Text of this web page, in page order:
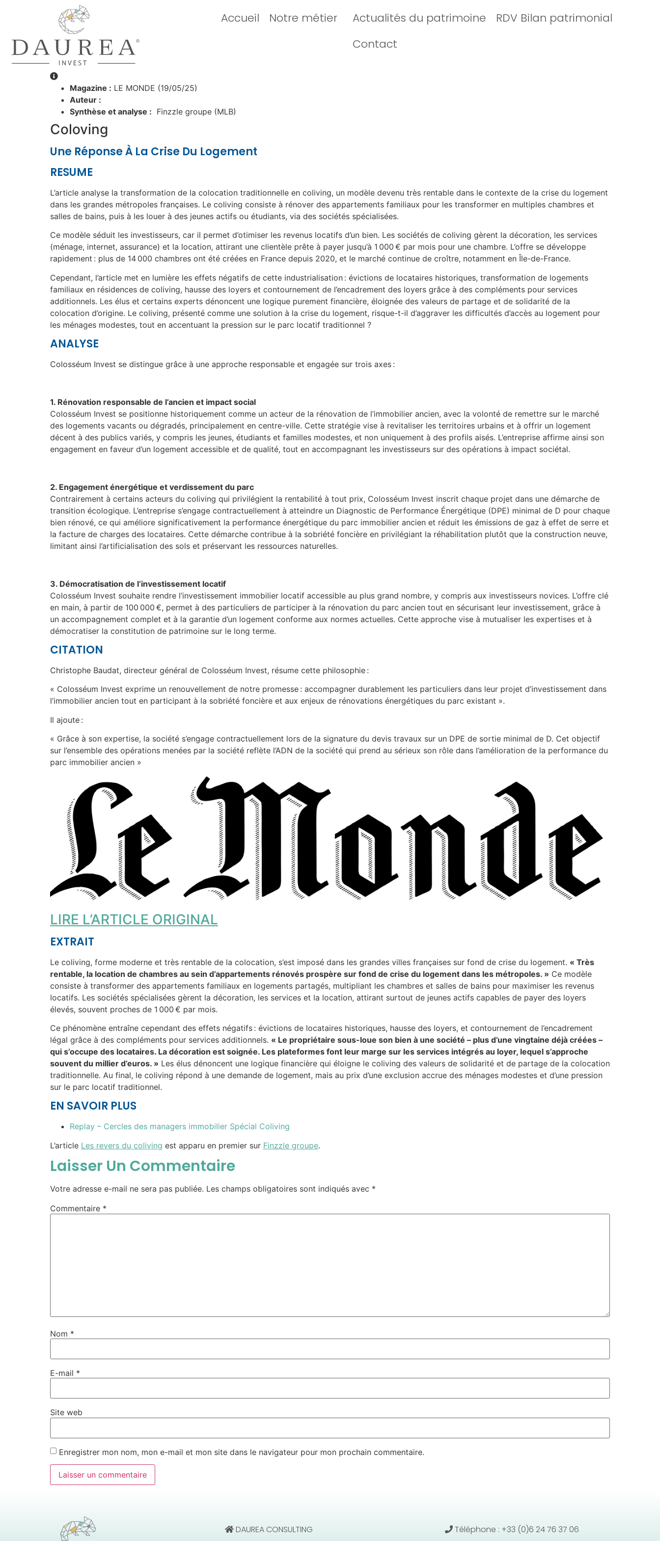
Accueil Notre métier Actualités du patrimoine
RDV Bilan patrimonial
Contact
Magazine : LE MONDE (19/05/25)
Auteur :
Synthèse et analyse : Finzzle groupe (MLB)
Coloving
Une Réponse À La Crise Du Logement
RESUME
L’article analyse la transformation de la colocation traditionnelle en coliving, un modèle devenu très rentable dans le contexte de la crise du logement
dans les grandes métropoles françaises. Le coliving consiste à rénover des appartements familiaux pour les transformer en multiples chambres et
salles de bains, puis à les louer à des jeunes actifs ou étudiants, via des sociétés spécialisées.
Ce modèle séduit les investisseurs, car il permet d’otimiser les revenus locatifs d’un bien. Les sociétés de coliving gèrent la décoration, les services
(ménage, internet, assurance) et la location, attirant une clientèle prête à payer jusqu’à 1 000 € par mois pour une chambre. L’offre se développe
rapidement : plus de 14 000 chambres ont été créées en France depuis 2020, et le marché continue de croître, notamment en Île-de-France.
Cependant, l’article met en lumière les effets négatifs de cette industrialisation : évictions de locataires historiques, transformation de logements
familiaux en résidences de coliving, hausse des loyers et contournement de l’encadrement des loyers grâce à des compléments pour services
additionnels. Les élus et certains experts dénoncent une logique purement financière, éloignée des valeurs de partage et de solidarité de la
colocation d’origine. Le coliving, présenté comme une solution à la crise du logement, risque-t-il d’aggraver les difficultés d’accès au logement pour
les ménages modestes, tout en accentuant la pression sur le parc locatif traditionnel ?
ANALYSE
Colosséum Invest se distingue grâce à une approche responsable et engagée sur trois axes :
1. Rénovation responsable de l’ancien et impact social
Colosséum Invest se positionne historiquement comme un acteur de la rénovation de l’immobilier ancien, avec la volonté de remettre sur le marché
des logements vacants ou dégradés, principalement en centre-ville. Cette stratégie vise à revitaliser les territoires urbains et à offrir un logement
décent à des publics variés, y compris les jeunes, étudiants et familles modestes, et non uniquement à des profils aisés. L’entreprise affirme ainsi son
engagement en faveur d’un logement accessible et de qualité, tout en accompagnant les investisseurs sur des opérations à impact sociétal.
2. Engagement énergétique et verdissement du parc
Contrairement à certains acteurs du coliving qui privilégient la rentabilité à tout prix, Colosséum Invest inscrit chaque projet dans une démarche de
transition écologique. L’entreprise s’engage contractuellement à atteindre un Diagnostic de Performance Énergétique (DPE) minimal de D pour chaque
bien rénové, ce qui améliore significativement la performance énergétique du parc immobilier ancien et réduit les émissions de gaz à effet de serre et
la facture de charges des locataires. Cette démarche contribue à la sobriété foncière en privilégiant la réhabilitation plutôt que la construction neuve,
limitant ainsi l’artificialisation des sols et préservant les ressources naturelles.
3. Démocratisation de l’investissement locatif
Colosséum Invest souhaite rendre l’investissement immobilier locatif accessible au plus grand nombre, y compris aux investisseurs novices. L’offre clé
en main, à partir de 100 000 €, permet à des particuliers de participer à la rénovation du parc ancien tout en sécurisant leur investissement, grâce à
un accompagnement complet et à la garantie d’un logement conforme aux normes actuelles. Cette approche vise à mutualiser les expertises et à
démocratiser la constitution de patrimoine sur le long terme.
CITATION
Christophe Baudat, directeur général de Colosséum Invest, résume cette philosophie :
« Colosséum Invest exprime un renouvellement de notre promesse : accompagner durablement les particuliers dans leur projet d’investissement dans
l’immobilier ancien tout en participant à la sobriété foncière et aux enjeux de rénovations énergétiques du parc existant ».
Il ajoute :
« Grâce à son expertise, la société s’engage contractuellement lors de la signature du devis travaux sur un DPE de sortie minimal de D. Cet objectif
sur l’ensemble des opérations menées par la société reflète l’ADN de la société qui prend au sérieux son rôle dans l’amélioration de la performance du
parc immobilier ancien »
LIRE L’ARTICLE ORIGINAL
EXTRAIT
Le coliving, forme moderne et très rentable de la colocation, s’est imposé dans les grandes villes françaises sur fond de crise du logement. « Très
rentable, la location de chambres au sein d’appartements rénovés prospère sur fond de crise du logement dans les métropoles. » Ce modèle
consiste à transformer des appartements familiaux en logements partagés, multipliant les chambres et salles de bains pour maximiser les revenus
locatifs. Les sociétés spécialisées gèrent la décoration, les services et la location, attirant surtout de jeunes actifs capables de payer des loyers
élevés, souvent proches de 1 000 € par mois.
Ce phénomène entraîne cependant des effets négatifs : évictions de locataires historiques, hausse des loyers, et contournement de l’encadrement
légal grâce à des compléments pour services additionnels. « Le propriétaire sous-loue son bien à une société – plus d’une vingtaine déjà créées –
qui s’occupe des locataires. La décoration est soignée. Les plateformes font leur marge sur les services intégrés au loyer, lequel s’approche
souvent du millier d’euros. » Les élus dénoncent une logique financière qui éloigne le coliving des valeurs de solidarité et de partage de la colocation
traditionnelle. Au final, le coliving répond à une demande de logement, mais au prix d’une exclusion accrue des ménages modestes et d’une pression
sur le parc locatif traditionnel.
EN SAVOIR PLUS
Replay – Cercles des managers immobilier Spécial Coliving
L’article Les revers du coliving est apparu en premier sur Finzzle groupe.
Laisser Un Commentaire
Votre adresse e-mail ne sera pas publiée. Les champs obligatoires sont indiqués avec *
Commentaire *
Nom *
E-mail *
Site web
Enregistrer mon nom, mon e-mail et mon site dans le navigateur pour mon prochain commentaire.
DAUREA CONSULTING Téléphone : +33 (0)6 24 76 37 06